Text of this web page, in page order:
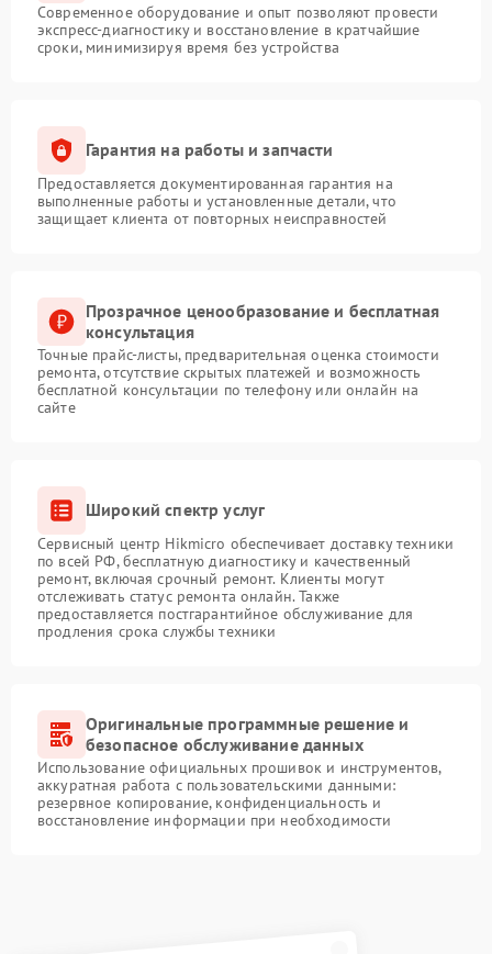
Современное оборудование и опыт позволяют провести
экспресс-диагностику и восстановление в кратчайшие
сроки, минимизируя время без устройства
Гарантия на работы и запчасти
Предоставляется документированная гарантия на
выполненные работы и установленные детали, что
защищает клиента от повторных неисправностей
Прозрачное ценообразование и бесплатная
консультация
Точные прайс-листы, предварительная оценка стоимости
ремонта, отсутствие скрытых платежей и возможность
бесплатной консультации по телефону или онлайн на
сайте
Широкий спектр услуг
Сервисный центр Hikmicro обеспечивает доставку техники
по всей РФ, бесплатную диагностику и качественный
ремонт, включая срочный ремонт. Клиенты могут
отслеживать статус ремонта онлайн. Также
предоставляется постгарантийное обслуживание для
продления срока службы техники
Оригинальные программные решение и
безопасное обслуживание данных
Использование официальных прошивок и инструментов,
аккуратная работа с пользовательскими данными:
резервное копирование, конфиденциальность и
восстановление информации при необходимости